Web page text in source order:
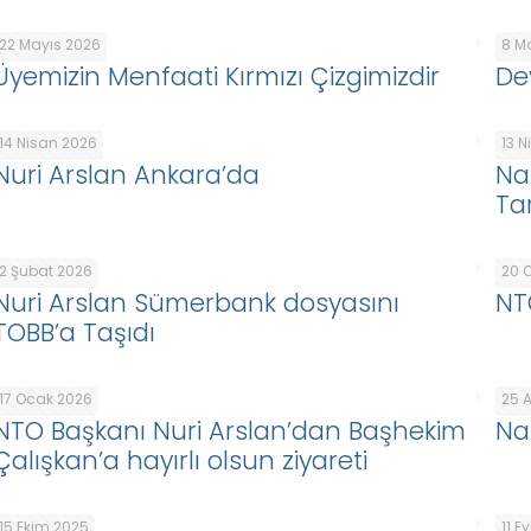
22 Mayıs 2026
Menfaati Kırmızı Çizgimizdir
8
14 Nisan 2026
Arslan Ankara’da
13
2 Şubat 2026
Arslan Sümerbank dosyasını
Taşıdı
20
17 Ocak 2026
Başkanı Nuri Arslan’dan Başhekim
hayırlı olsun ziyareti
25